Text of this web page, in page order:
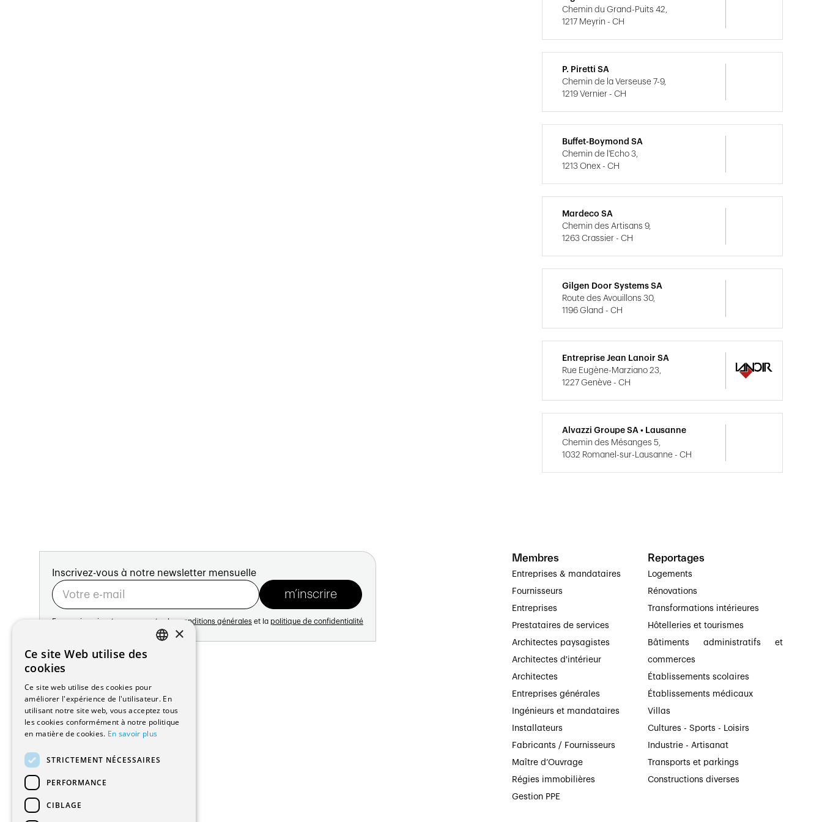
Chemin du Grand-Puits 42,
1217 Meyrin - CH
P. Piretti SA
Chemin de la Verseuse 7-9,
1219 Vernier - CH
Buffet-Boymond SA
Chemin de l'Echo 3,
1213 Onex - CH
Mardeco SA
Chemin des Artisans 9,
1263 Crassier - CH
Gilgen Door Systems SA
Route des Avouillons 30,
1196 Gland - CH
Entreprise Jean Lanoir SA
Rue Eugène-Marziano 23,
1227 Genève - CH
Alvazzi Groupe SA • Lausanne
Chemin des Mésanges 5,
1032 Romanel-sur-Lausanne - CH
Inscrivez-vous à notre newsletter mensuelle
En vous inscrivant vous acceptez les conditions générales et la politique de confidentialité
Adresse:
Avenue de Longemalle 21
1020 Renens
Suisse
Contact:
Édition: +41 21 635 16 82
Plateforme: +41 21 631 10 50
info@architectes.ch
Membres
Entreprises & mandataires
Fournisseurs
Entreprises
Prestataires de services
Architectes paysagistes
Architectes d'intérieur
Architectes
Entreprises générales
Ingénieurs et mandataires
Installateurs
Fabricants / Fournisseurs
Maître d’Ouvrage
Régies immobilières
Gestion PPE
Reportages
Logements
Rénovations
Transformations intérieures
Hôtelleries et tourismes
Bâtiments administratifs et
commerces
Établissements scolaires
Établissements médicaux
Villas
Cultures - Sports - Loisirs
Industrie - Artisanat
Transports et parkings
Constructions diverses
×
Ce site Web utilise des
cookies
Ce site web utilise des cookies pour
améliorer l'expérience de l'utilisateur. En
utilisant notre site web, vous acceptez tous
les cookies conformément à notre politique
en matière de cookies. En savoir plus
STRICTEMENT NÉCESSAIRES
PERFORMANCE
CIBLAGE